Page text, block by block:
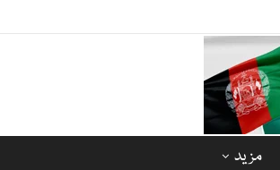
مزید